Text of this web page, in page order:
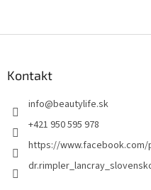
Kontakt
info@beautylife.sk
+421 950 595 978
https://www.facebook.com/